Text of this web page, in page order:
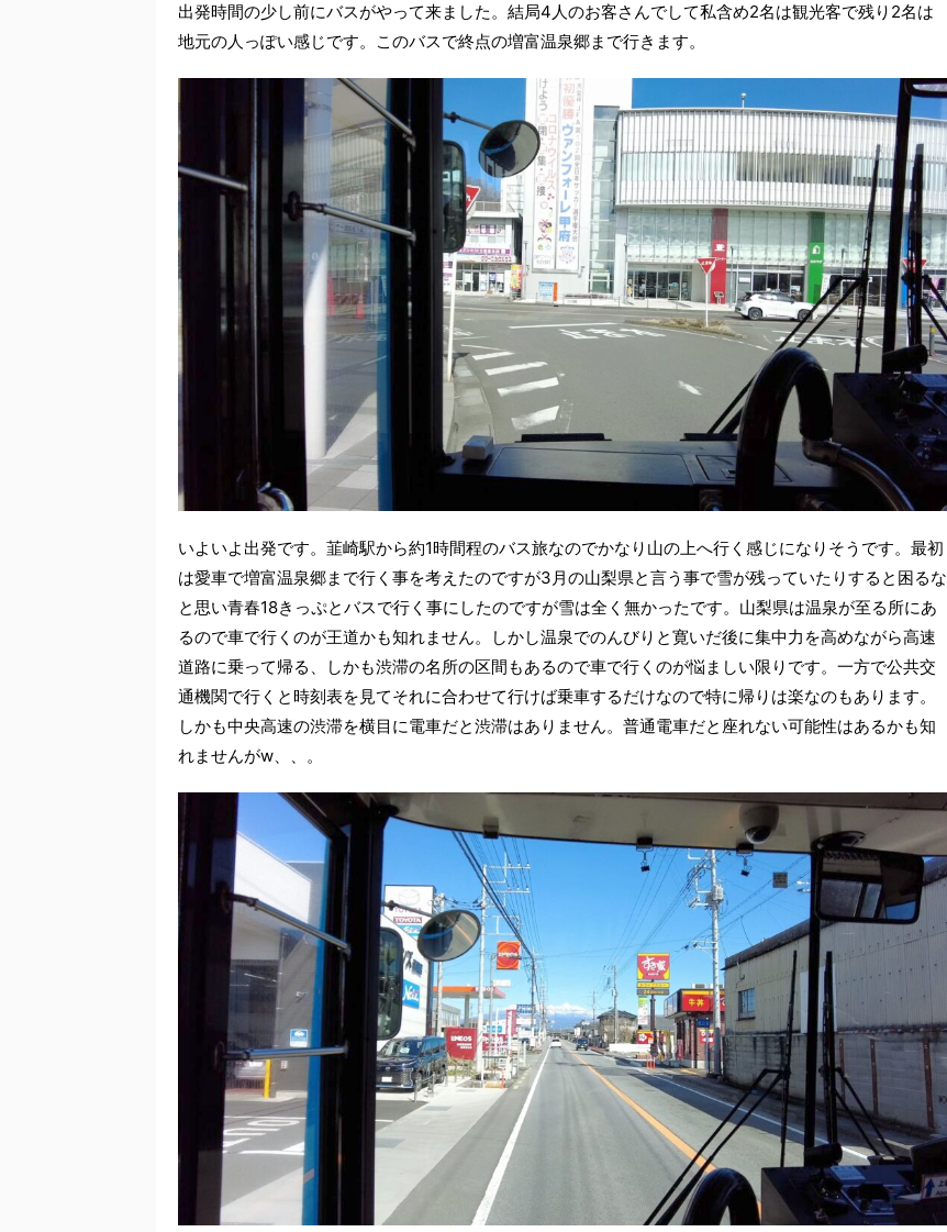
出発時間の少し前にバスがやって来ました。結局4人のお客さんでして私含め2名は観光客で残り2名は
地元の人っぽい感じです。このバスで終点の増富温泉郷まで行きます。
いよいよ出発です。韮崎駅から約1時間程のバス旅なのでかなり山の上へ行く感じになりそうです。最初
は愛車で増富温泉郷まで行く事を考えたのですが3月の山梨県と言う事で雪が残っていたりすると困るな
と思い青春18きっぷとバスで行く事にしたのですが雪は全く無かったです。山梨県は温泉が至る所にあ
るので車で行くのが王道かも知れません。しかし温泉でのんびりと寛いだ後に集中力を高めながら高速
道路に乗って帰る、しかも渋滞の名所の区間もあるので車で行くのが悩ましい限りです。一方で公共交
通機関で行くと時刻表を見てそれに合わせて行けば乗車するだけなので特に帰りは楽なのもあります。
しかも中央高速の渋滞を横目に電車だと渋滞はありません。普通電車だと座れない可能性はあるかも知
れませんがw、、。